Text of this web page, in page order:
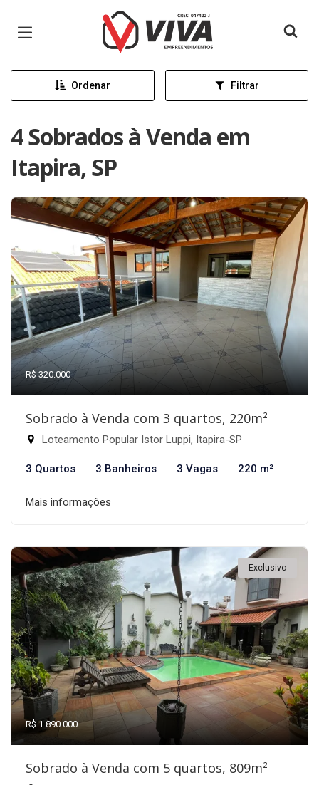
Página inicial
Ordenar Filtrar
4 Sobrados à Venda em
Itapira, SP
R$ 320.000
Sobrado à Venda com 3 quartos, 220m²
Loteamento Popular Istor Luppi, Itapira-SP
3 Quartos 3 Banheiros 3 Vagas 220 m²
Mais informações
Exclusivo
R$ 1.890.000
Sobrado à Venda com 5 quartos, 809m²